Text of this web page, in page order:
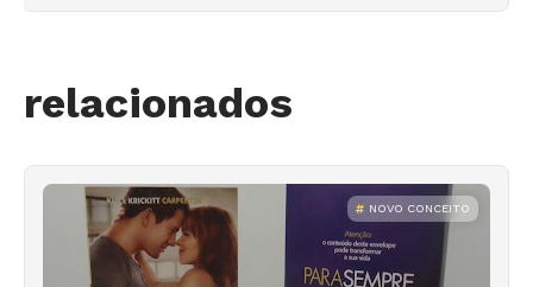
relacionados
NOVO CONCEITO